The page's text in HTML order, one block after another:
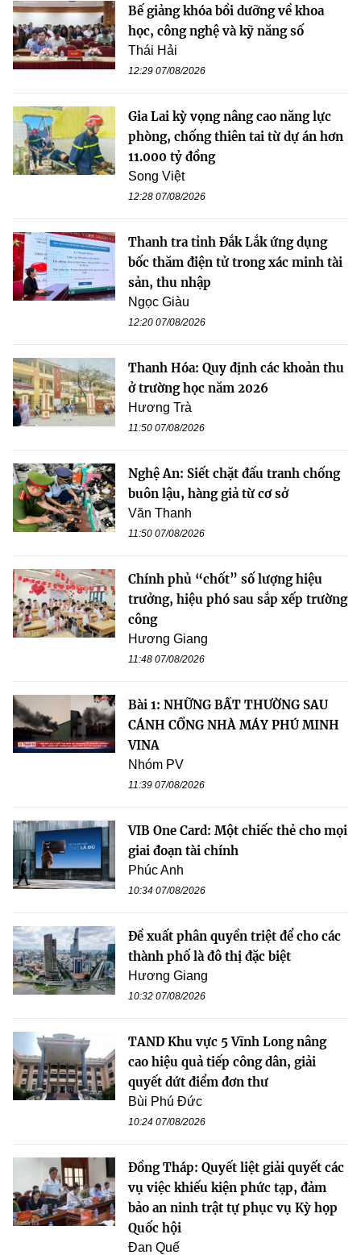
Bế giảng khóa bồi dưỡng về khoa
học, công nghệ và kỹ năng số
Thái Hải
12:29 07/08/2026
Gia Lai kỳ vọng nâng cao năng lực
phòng, chống thiên tai từ dự án hơn
11.000 tỷ đồng
Song Việt
12:28 07/08/2026
Thanh tra tỉnh Đắk Lắk ứng dụng
bốc thăm điện tử trong xác minh tài
sản, thu nhập
Ngọc Giàu
12:20 07/08/2026
Thanh Hóa: Quy định các khoản thu
ở trường học năm 2026
Hương Trà
11:50 07/08/2026
Nghệ An: Siết chặt đấu tranh chống
buôn lậu, hàng giả từ cơ sở
Văn Thanh
11:50 07/08/2026
Chính phủ “chốt” số lượng hiệu
trưởng, hiệu phó sau sắp xếp trường
công
Hương Giang
11:48 07/08/2026
Bài 1: NHỮNG BẤT THƯỜNG SAU
CÁNH CỔNG NHÀ MÁY PHÚ MINH
VINA
Nhóm PV
11:39 07/08/2026
VIB One Card: Một chiếc thẻ cho mọi
giai đoạn tài chính
Phúc Anh
10:34 07/08/2026
Đề xuất phân quyền triệt để cho các
thành phố là đô thị đặc biệt
Hương Giang
10:32 07/08/2026
TAND Khu vực 5 Vĩnh Long nâng
cao hiệu quả tiếp công dân, giải
quyết dứt điểm đơn thư
Bùi Phú Đức
10:24 07/08/2026
Đồng Tháp: Quyết liệt giải quyết các
vụ việc khiếu kiện phức tạp, đảm
bảo an ninh trật tự phục vụ Kỳ họp
Quốc hội
Đan Quế